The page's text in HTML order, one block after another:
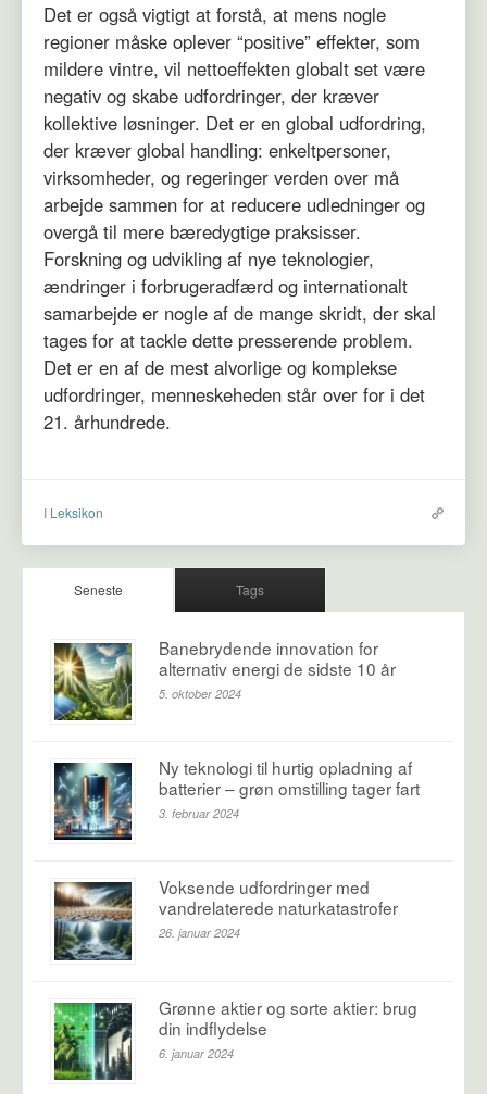
Det er også vigtigt at forstå, at mens nogle
regioner måske oplever “positive” effekter, som
mildere vintre, vil nettoeffekten globalt set være
negativ og skabe udfordringer, der kræver
kollektive løsninger. Det er en global udfordring,
der kræver global handling: enkeltpersoner,
virksomheder, og regeringer verden over må
arbejde sammen for at reducere udledninger og
overgå til mere bæredygtige praksisser.
Forskning og udvikling af nye teknologier,
ændringer i forbrugeradfærd og internationalt
samarbejde er nogle af de mange skridt, der skal
tages for at tackle dette presserende problem.
Det er en af de mest alvorlige og komplekse
udfordringer, menneskeheden står over for i det
21. århundrede.
I Leksikon
Seneste Tags
Banebrydende innovation for
alternativ energi de sidste 10 år
5. oktober 2024
Ny teknologi til hurtig opladning af
batterier – grøn omstilling tager fart
3. februar 2024
Voksende udfordringer med
vandrelaterede naturkatastrofer
26. januar 2024
Grønne aktier og sorte aktier: brug
din indflydelse
6. januar 2024